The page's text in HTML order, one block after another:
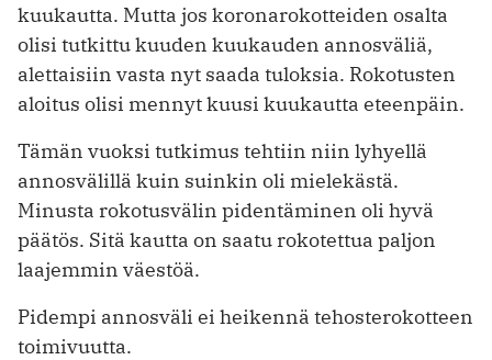
kuukautta. Mutta jos koronarokotteiden osalta
olisi tutkittu kuuden kuukauden annosväliä,
alettaisiin vasta nyt saada tuloksia. Rokotusten
aloitus olisi mennyt kuusi kuukautta eteenpäin.
Tämän vuoksi tutkimus tehtiin niin lyhyellä
annosvälillä kuin suinkin oli mielekästä.
Minusta rokotusvälin pidentäminen oli hyvä
päätös. Sitä kautta on saatu rokotettua paljon
laajemmin väestöä.
Pidempi annosväli ei heikennä tehosterokotteen
toimivuutta.